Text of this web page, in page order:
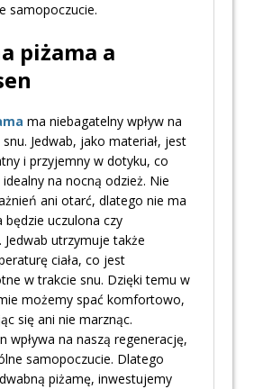
samopoczucie.
piżama a
ma niebagatelny wpływ na
Jedwab, jako materiał, jest
i przyjemny w dotyku, co
na nocną odzież. Nie
ani otarć, dlatego nie ma
będzie uczulona czy
Jedwab utrzymuje także
ciała, co jest
w trakcie snu. Dzięki temu w
możemy spać komfortowo,
się ani nie marznąc.
wpływa na naszą regenerację,
samopoczucie. Dlatego
piżamę, inwestujemy